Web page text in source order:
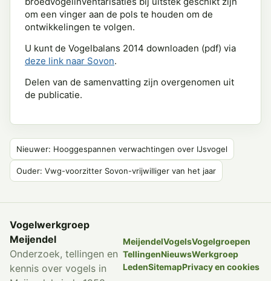
om een vinger aan de pols te houden om de
ontwikkelingen te volgen.
U kunt de Vogelbalans 2014 downloaden (pdf) via
deze link naar Sovon.
Delen van de samenvatting zijn overgenomen uit
de publicatie.
Nieuwer: Hooggespannen verwachtingen over IJsvogel
Ouder: Vwg-voorzitter Sovon-vrijwilliger van het jaar
Vogelwerkgroep
Meijendel
Onderzoek, tellingen en
kennis over vogels in
MeijendelVogelsVogelgroepen
TellingenNieuwsWerkgroep
LedenSitemapPrivacy en cookies